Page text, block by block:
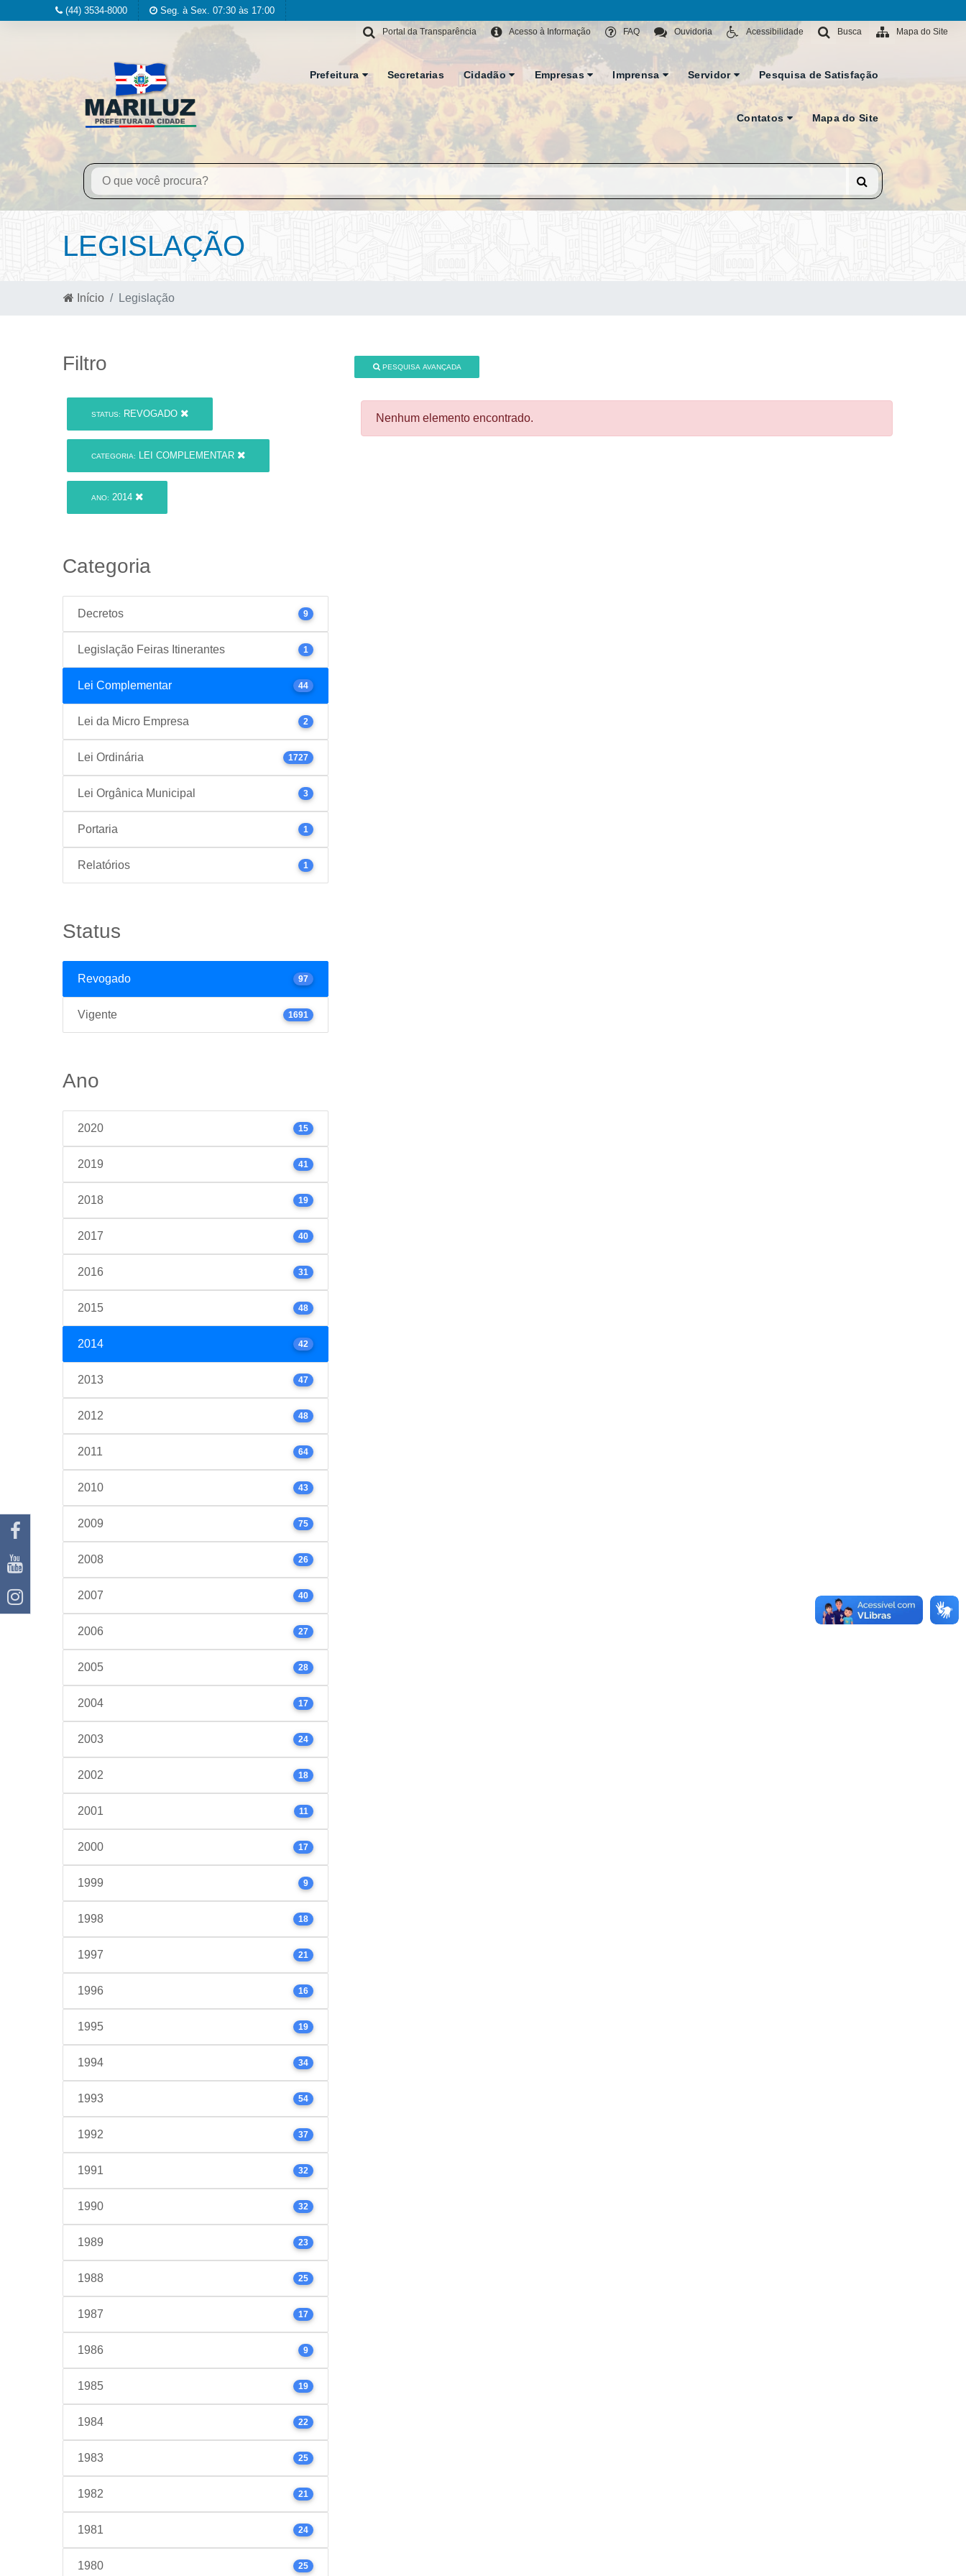
(44) 3534-8000 Seg. à Sex. 07:30 às 17:00
Mapa do Site
Busca
Acessibilidade
Ouvidoria
FAQ
Acesso à Informação
Portal da Transparência
Prefeitura Secretarias Cidadão Empresas Imprensa Servidor Pesquisa de Satisfação
Contatos Mapa do Site
LEGISLAÇÃO
Início Legislação
Filtro
STATUS: REVOGADO
CATEGORIA: LEI COMPLEMENTAR
ANO: 2014
Categoria
Decretos 9
Legislação Feiras Itinerantes 1
Lei Complementar 44
Lei da Micro Empresa 2
Lei Ordinária 1727
Lei Orgânica Municipal 3
Portaria 1
Relatórios 1
Status
Revogado 97
Vigente 1691
Ano
2020 15
2019 41
2018 19
2017 40
2016 31
2015 48
2014 42
2013 47
2012 48
2011 64
2010 43
2009 75
2008 26
2007 40
2006 27
2005 28
2004 17
2003 24
2002 18
2001 11
2000 17
1999 9
1998 18
1997 21
1996 16
1995 19
1994 34
1993 54
1992 37
1991 32
1990 32
1989 23
1988 25
1987 17
1986 9
1985 19
1984 22
1983 25
1982 21
1981 24
1980 25
PESQUISA AVANÇADA
Nenhum elemento encontrado.